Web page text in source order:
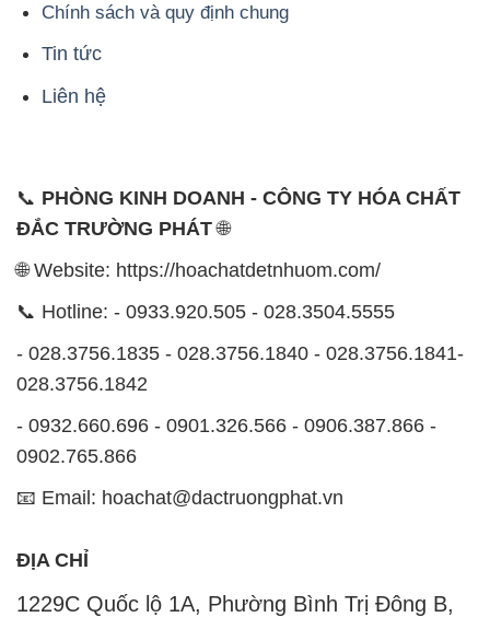
Chính sách và quy định chung
Tin tức
Liên hệ
📞 PHÒNG KINH DOANH - CÔNG TY HÓA CHẤT
ĐẮC TRƯỜNG PHÁT🌐
🌐 Website: https://hoachatdetnhuom.com/
📞 Hotline: - 0933.920.505 - 028.3504.5555
- 028.3756.1835 - 028.3756.1840 - 028.3756.1841-
028.3756.1842
- 0932.660.696 - 0901.326.566 - 0906.387.866 -
0902.765.866
📧 Email: hoachat@dactruongphat.vn
ĐỊA CHỈ
1229C Quốc lộ 1A, Phường Bình Trị Đông B,